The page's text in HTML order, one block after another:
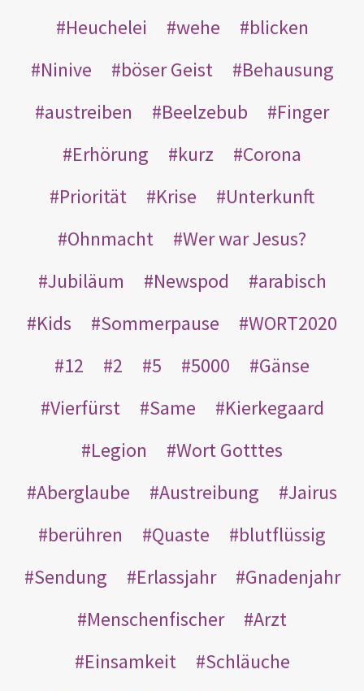
Heuchelei wehe
blicken
Ninive
böser Geist
Behausung
austreiben
Beelzebub
Finger
Erhörung
kurz
Corona
Priorität
Krise
Unterkunft
Ohnmacht
Wer war Jesus?
Jubiläum
Newspod
arabisch
Kids
Sommerpause
WORT2020
12
2 5 5000
Gänse
Vierfürst
Same
Kierkegaard
Legion
Wort Gotttes
Aberglaube
Austreibung
Jairus
berühren
Quaste
blutflüssig
Sendung
Erlassjahr
Gnadenjahr
Menschenfischer
Arzt
Einsamkeit
Schläuche